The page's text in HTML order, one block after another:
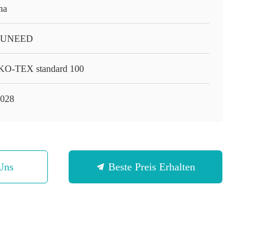
TEX standard 100
Beste Preis Erhalten